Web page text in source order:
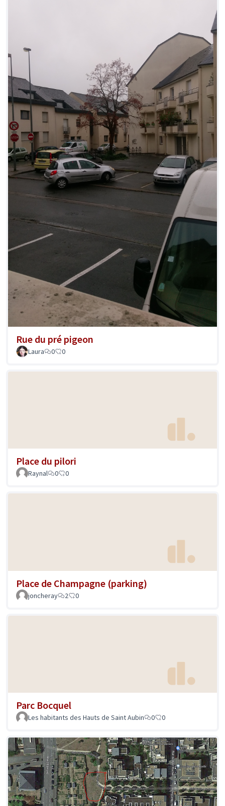
Rue du pré pigeon
Laura 0 0
Place du pilori
Raynal 0 0
Place de Champagne (parking)
joncheray 2 0
Parc Bocquel
Les habitants des Hauts de Saint Aubin 0 0